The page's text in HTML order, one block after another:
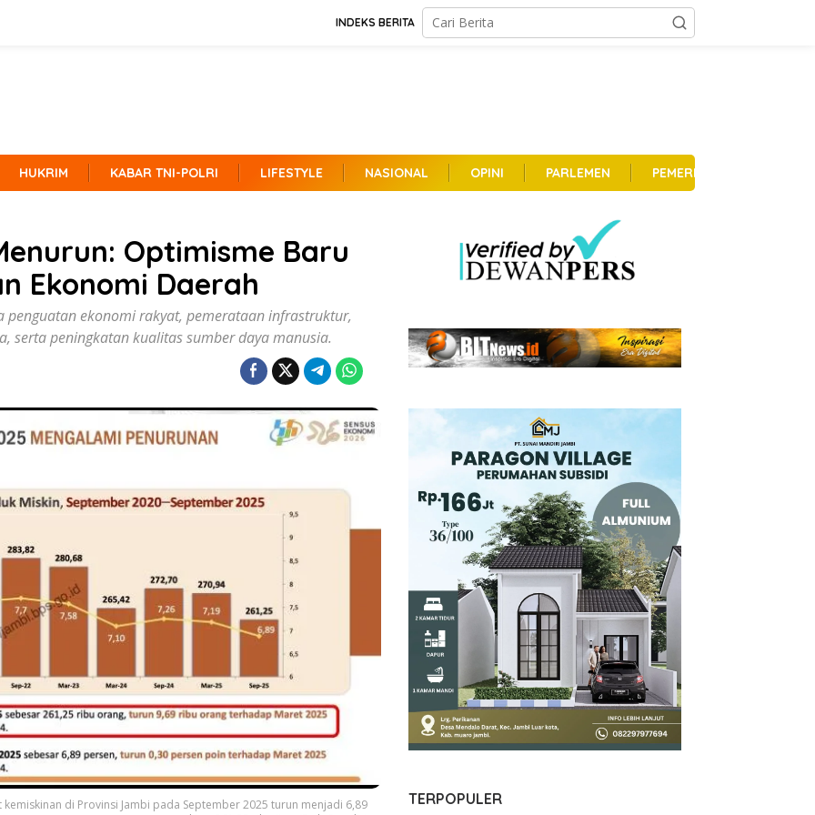
INDEKS BERITA
HUKRIM KABAR TNI-POLRI LIFESTYLE NASIONAL OPINI PARLEMEN PEMERINTAHAN
Optimisme Baru
Ekonomi Daerah
penguatan ekonomi rakyat, pemerataan infrastruktur,
serta peningkatan kualitas sumber daya manusia.
kemiskinan di Provinsi Jambi pada September 2025 turun menjadi 6,89
TERPOPULER